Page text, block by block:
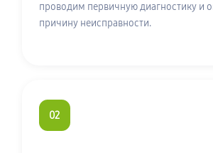
проводим первичную диагностику и
причину неисправности.
02